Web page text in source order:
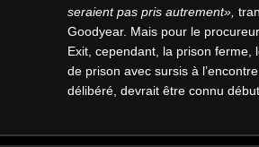
seraient pas pris autrement»,
Goodyear. Mais pour le procureur,
Exit, cependant, la prison
de prison avec sursis à
délibéré, devrait être connu